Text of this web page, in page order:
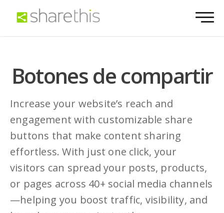
Botones de compartir
Increase your website’s reach and
engagement with customizable share
buttons that make content sharing
effortless. With just one click, your
visitors can spread your posts, products,
or pages across 40+ social media channels
—helping you boost traffic, visibility, and